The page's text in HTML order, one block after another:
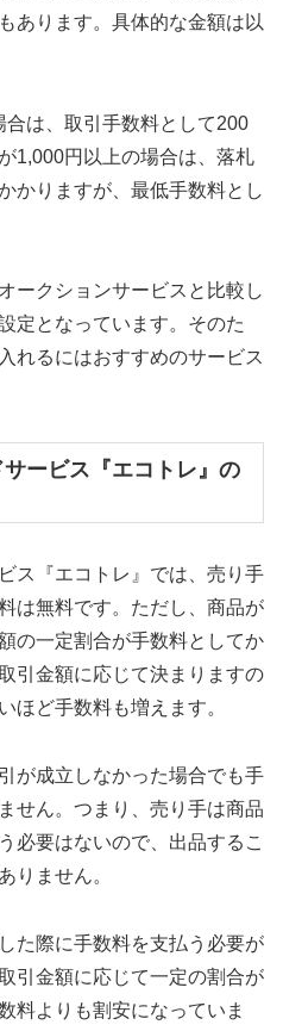
あります。具体的な金額は以
は、取引手数料として200
1,000円以上の場合は、落札
かりますが、最低手数料とし
ークションサービスと比較し
定となっています。そのた
れるにはおすすめのサービス
ービス『エコトレ』の
ス『エコトレ』では、売り手
は無料です。ただし、商品が
の一定割合が手数料としてか
引金額に応じて決まりますの
ほど手数料も増えます。
が成立しなかった場合でも手
せん。つまり、売り手は商品
必要はないので、出品するこ
りません。
た際に手数料を支払う必要が
引金額に応じて一定の割合が
料よりも割安になっていま